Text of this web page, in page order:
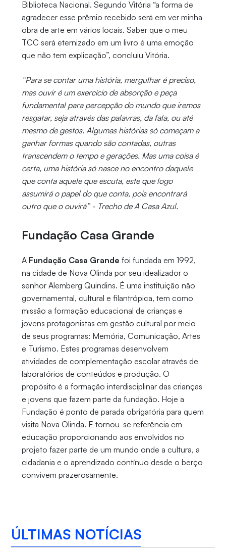
Biblioteca Nacional. Segundo Vitória “a forma de
agradecer esse prêmio recebido será em ver minha
obra de arte em vários locais. Saber que o meu
TCC será eternizado em um livro é uma emoção
que não tem explicação”, concluiu Vitória.
“Para se contar uma história, mergulhar é preciso,
mas ouvir é um exercício de absorção e peça
fundamental para percepção do mundo que iremos
resgatar, seja através das palavras, da fala, ou até
mesmo de gestos. Algumas histórias só começam a
ganhar formas quando são contadas, outras
transcendem o tempo e gerações. Mas uma coisa é
certa, uma história só nasce no encontro daquele
que conta aquele que escuta, este que logo
assumirá o papel do que conta, pois encontrará
outro que o ouvirá” - Trecho de A Casa Azul.
Fundação Casa Grande
A Fundação Casa Grande foi fundada em 1992,
na cidade de Nova Olinda por seu idealizador o
senhor Alemberg Quindins. É uma instituição não
governamental, cultural e filantrópica, tem como
missão a formação educacional de crianças e
jovens protagonistas em gestão cultural por meio
de seus programas: Memória, Comunicação, Artes
e Turismo. Estes programas desenvolvem
atividades de complementação escolar através de
laboratórios de conteúdos e produção. O
propósito é a formação interdisciplinar das crianças
e jovens que fazem parte da fundação. Hoje a
Fundação é ponto de parada obrigatória para quem
visita Nova Olinda. E tornou-se referência em
educação proporcionando aos envolvidos no
projeto fazer parte de um mundo onde a cultura, a
cidadania e o aprendizado contínuo desde o berço
convivem prazerosamente.
ÚLTIMAS NOTÍCIAS